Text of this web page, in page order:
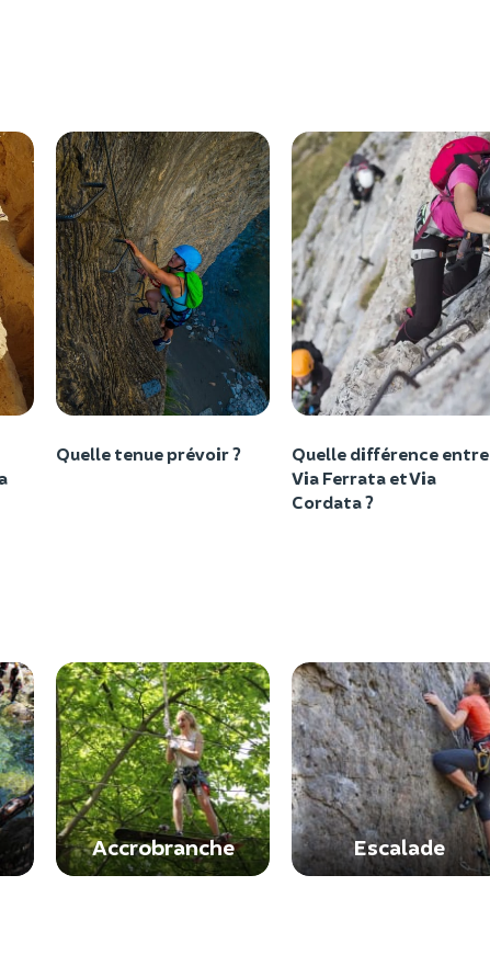
Quelle tenue prévoir ?
Quelle différence entre
Via Ferrata et Via
Cordata ?
Accrobranche Escalade